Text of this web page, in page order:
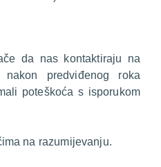
da nas kontaktiraju na
predviđenog roka
poteškoća s isporukom
na razumijevanju.